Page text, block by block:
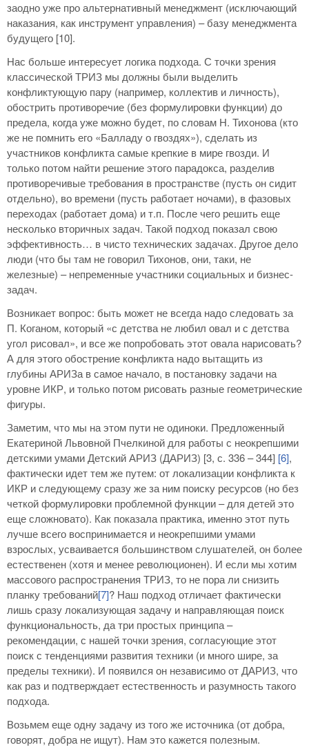
заодно уже про альтернативный менеджмент (исключающий
наказания, как инструмент управления) – базу менеджмента
будущего [10].
Нас больше интересует логика подхода. С точки зрения
классической ТРИЗ мы должны были выделить
конфликтующую пару (например, коллектив и личность),
обострить противоречие (без формулировки функции) до
предела, когда уже можно будет, по словам Н. Тихонова (кто
же не помнить его «Балладу о гвоздях»), сделать из
участников конфликта самые крепкие в мире гвозди. И
только потом найти решение этого парадокса, разделив
противоречивые требования в пространстве (пусть он сидит
отдельно), во времени (пусть работает ночами), в фазовых
переходах (работает дома) и т.п. После чего решить еще
несколько вторичных задач. Такой подход показал свою
эффективность… в чисто технических задачах. Другое дело
люди (что бы там не говорил Тихонов, они, таки, не
железные) – непременные участники социальных и бизнес-
задач.
Возникает вопрос: быть может не всегда надо следовать за
П. Коганом, который «с детства не любил овал и с детства
угол рисовал», и все же попробовать этот овала нарисовать?
А для этого обострение конфликта надо вытащить из
глубины АРИЗа в самое начало, в постановку задачи на
уровне ИКР, и только потом рисовать разные геометрические
фигуры.
Заметим, что мы на этом пути не одиноки. Предложенный
Екатериной Львовной Пчелкиной для работы с неокрепшими
детскими умами Детский АРИЗ (ДАРИЗ) [3, с. 336 – 344] [6],
фактически идет тем же путем: от локализации конфликта к
ИКР и следующему сразу же за ним поиску ресурсов (но без
четкой формулировки проблемной функции – для детей это
еще сложновато). Как показала практика, именно этот путь
лучше всего воспринимается и неокрепшими умами
взрослых, усваивается большинством слушателей, он более
естественен (хотя и менее революционен). И если мы хотим
массового распространения ТРИЗ, то не пора ли снизить
планку требований[7]? Наш подход отличает фактически
лишь сразу локализующая задачу и направляющая поиск
функциональность, да три простых принципа –
рекомендации, с нашей точки зрения, согласующие этот
поиск с тенденциями развития техники (и много шире, за
пределы техники). И появился он независимо от ДАРИЗ, что
как раз и подтверждает естественность и разумность такого
подхода.
Возьмем еще одну задачу из того же источника (от добра,
говорят, добра не ищут). Нам это кажется полезным.